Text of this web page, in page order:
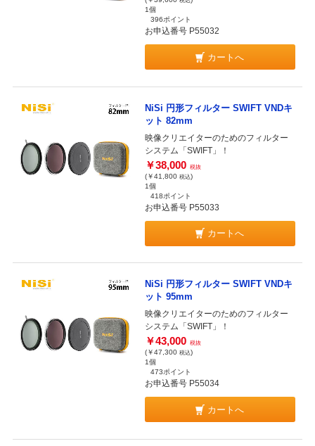
1個
396ポイント
お申込番号 P55032
カートへ
NiSi 円形フィルター SWIFT VNDキ
ット 82mm
映像クリエイターのためのフィルター
システム「SWIFT」！
￥38,000 税抜
(￥41,800 税込)
1個
418ポイント
お申込番号 P55033
カートへ
NiSi 円形フィルター SWIFT VNDキ
ット 95mm
映像クリエイターのためのフィルター
システム「SWIFT」！
￥43,000 税抜
(￥47,300 税込)
1個
473ポイント
お申込番号 P55034
カートへ